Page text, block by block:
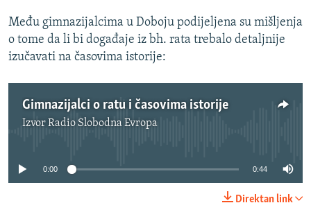
Među gimnazijalcima u Doboju podijeljena su mišljenja
o tome da li bi događaje iz bh. rata trebalo detaljnije
izučavati na časovima istorije:
Gimnazijalci o ratu i časovima istorije
IzvorRadio Slobodna Evropa
No media source currently available
0:00 0:44
Direktan link